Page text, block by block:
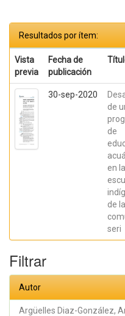
Resultados por ítem:
Vista
previa
Fecha de
publicación
30-sep-2020
de
de
en la
de la
seri
Filtrar
Autor
Argüelles Diaz-González,